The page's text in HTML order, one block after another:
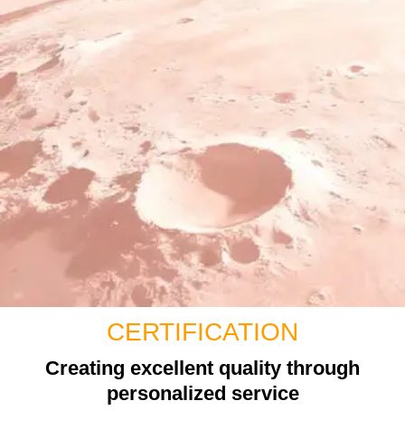
CERTIFICATION
Creating excellent quality through
personalized service